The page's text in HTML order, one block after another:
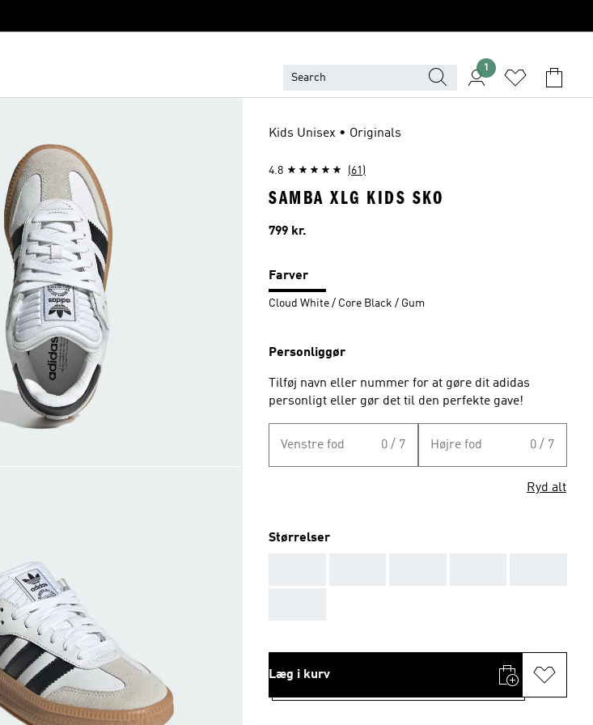
1
Kids Unisex • Originals
4.8 (61)
SAMBA XLG KIDS SKO
Pris
799 kr.
Farver
Cloud White / Core Black / Gum
Personliggør
Tilføj navn eller nummer for at gøre dit adidas
personligt eller gør det til den perfekte gave!
Venstre fod 0 / 7 Højre fod 0 / 7
Ryd alt
Størrelser
Læg i kurv